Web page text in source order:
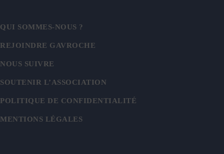
QUI SOMMES-NOUS ?
REJOINDRE GAVROCHE
NOUS SUIVRE
SOUTENIR L’ASSOCIATION
POLITIQUE DE CONFIDENTIALITÉ
MENTIONS LÉGALES